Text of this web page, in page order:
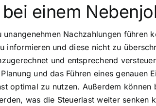
einem
Nachzahlungen führen
informieren und diese nicht zu
und entsprechend
und das Führen eines genauen
optimal zu nutzen. Außerdem
was die Steuerlast weiter senken